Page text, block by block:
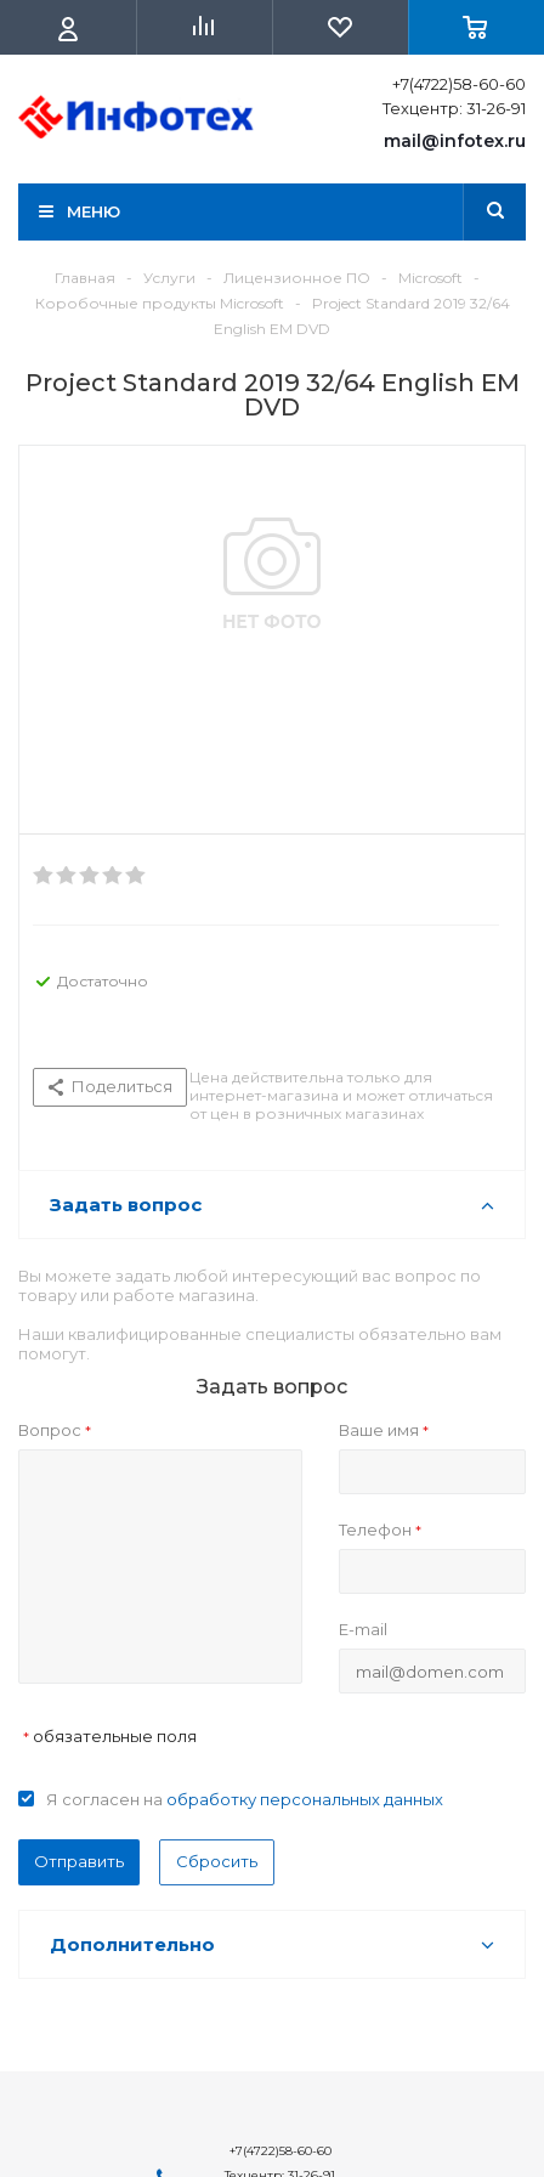
+7(4722)58-60-60
Техцентр: 31-26-91
mail@infotex.ru
МЕНЮ
Главная - Услуги - Лицензионное ПО - Microsoft
-
Коробочные продукты Microsoft
-
Project Standard 2019 32/64
English EM DVD
Project Standard 2019 32/64 English EM
DVD
Достаточно
Поделиться
Цена действительна только для
интернет-магазина и может отличаться
от цен в розничных магазинах
Задать вопрос
Вы можете задать любой интересующий вас вопрос по
товару или работе магазина.
Наши квалифицированные специалисты обязательно вам
помогут.
Задать вопрос
Вопрос * Ваше имя*
Телефон*
E-mail
* обязательные поля
Я согласен на обработку персональных данных
Отправить Сбросить
Дополнительно
+7(4722)58-60-60